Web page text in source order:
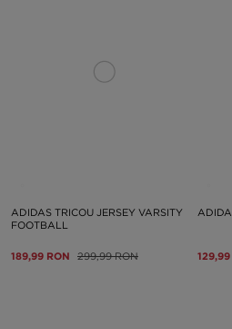
ADIDAS TRICOU JERSEY VARSITY
FOOTBALL
189,99 RON 299,99 RON 129,99